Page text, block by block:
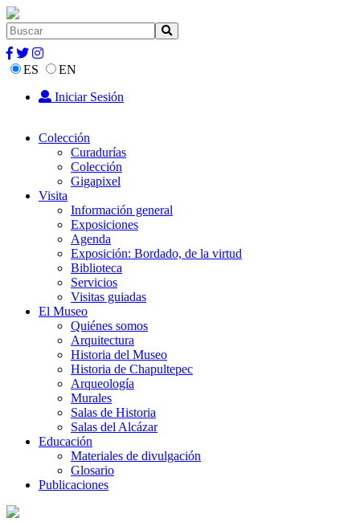
ES
EN
Iniciar Sesión
Colección
Curadurías
Colección
Gigapixel
Visita
Información general
Exposiciones
Agenda
Exposición: Bordado, de la virtud
Biblioteca
Servicios
Visitas guiadas
El Museo
Quiénes somos
Arquitectura
Historia del Museo
Historia de Chapultepec
Arqueología
Murales
Salas de Historia
Salas del Alcázar
Educación
Materiales de divulgación
Glosario
Publicaciones